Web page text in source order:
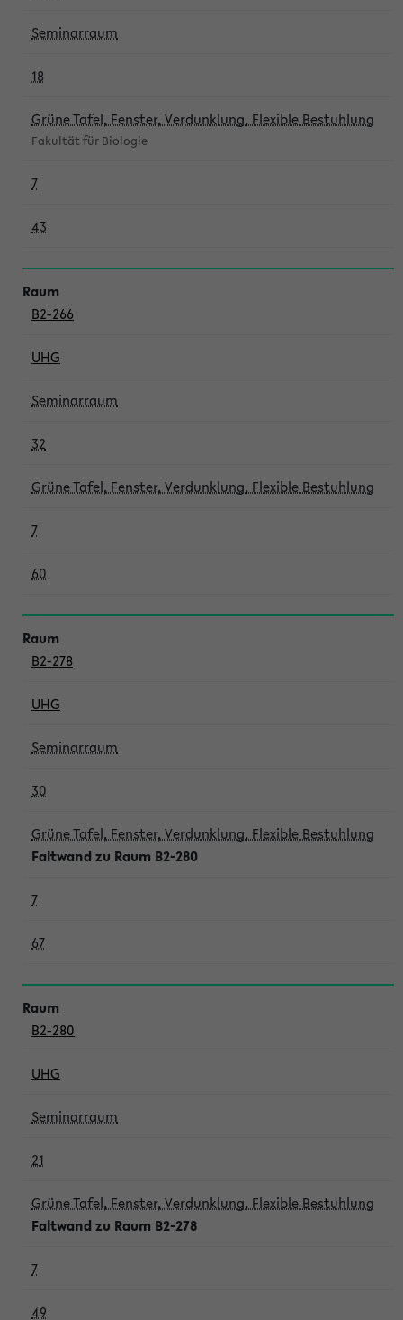
Seminarraum
18
Grüne Tafel, Fenster, Verdunklung, Flexible Bestuhlung
Fakultät für Biologie
7
43
B2-266
UHG
Seminarraum
32
Grüne Tafel, Fenster, Verdunklung, Flexible Bestuhlung
7
60
B2-278
UHG
Seminarraum
30
Grüne Tafel, Fenster, Verdunklung, Flexible Bestuhlung
Faltwand zu Raum B2-280
7
67
B2-280
UHG
Seminarraum
21
Grüne Tafel, Fenster, Verdunklung, Flexible Bestuhlung
Faltwand zu Raum B2-278
7
49